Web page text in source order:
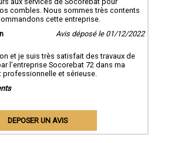
combles. Nous sommes très contents
cette entreprise.
Avis déposé le 01/12/2022
et je suis très satisfait des travaux de
l'entreprise Socorebat 72 dans ma
et sérieuse.
DEPOSER UN AVIS